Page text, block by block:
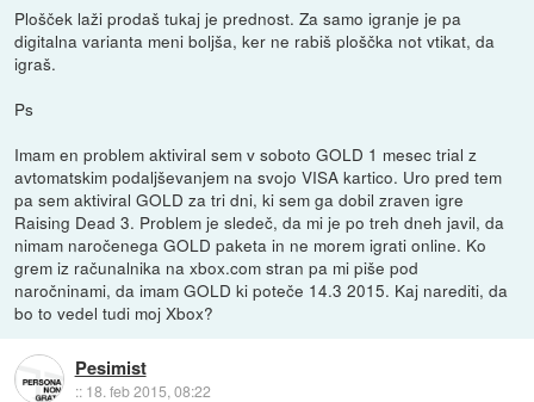
Plošček laži prodaš tukaj je prednost. Za samo igranje je pa
digitalna varianta meni boljša, ker ne rabiš ploščka not vtikat, da
igraš.
Ps
Imam en problem aktiviral sem v soboto GOLD 1 mesec trial z
avtomatskim podaljševanjem na svojo VISA kartico. Uro pred tem
pa sem aktiviral GOLD za tri dni, ki sem ga dobil zraven igre
Raising Dead 3. Problem je sledeč, da mi je po treh dneh javil, da
nimam naročenega GOLD paketa in ne morem igrati online. Ko
grem iz računalnika na xbox.com stran pa mi piše pod
naročninami, da imam GOLD ki poteče 14.3 2015. Kaj narediti, da
bo to vedel tudi moj Xbox?
Pesimist
:: 18. feb 2015, 08:22